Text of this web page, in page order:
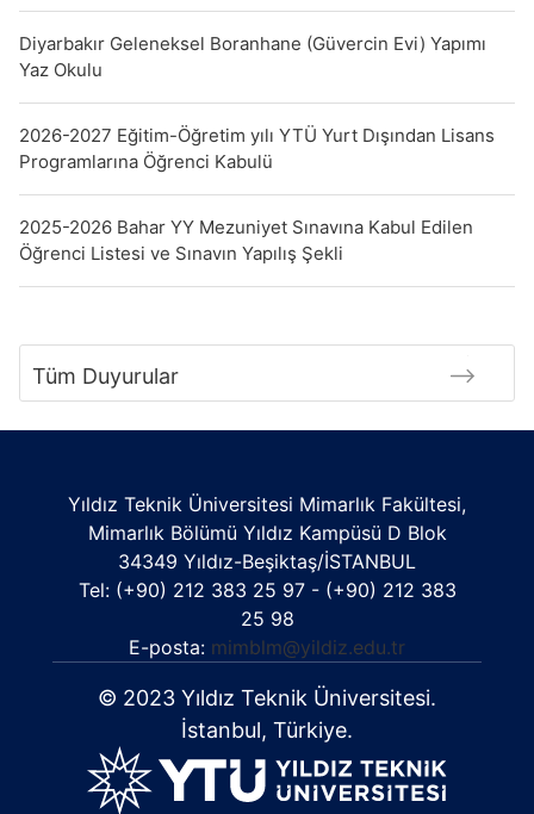
Diyarbakır Geleneksel Boranhane (Güvercin Evi) Yapımı
Yaz Okulu
2026-2027 Eğitim-Öğretim yılı YTÜ Yurt Dışından Lisans
Programlarına Öğrenci Kabulü
2025-2026 Bahar YY Mezuniyet Sınavına Kabul Edilen
Öğrenci Listesi ve Sınavın Yapılış Şekli
Tüm Duyurular
Yıldız Teknik Üniversitesi Mimarlık Fakültesi,
Mimarlık Bölümü Yıldız Kampüsü D Blok
34349 Yıldız-Beşiktaş/İSTANBUL
Tel: (+90) 212 383 25 97 - (+90) 212 383
25 98
E-posta: mimblm@yildiz.edu.tr
© 2023 Yıldız Teknik Üniversitesi.
İstanbul, Türkiye.